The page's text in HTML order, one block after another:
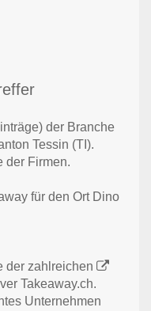
der Branche
Tessin (TI).
der Firmen.
für den Ort Dino
der zahlreichen
Takeaway.ch.
Unternehmen